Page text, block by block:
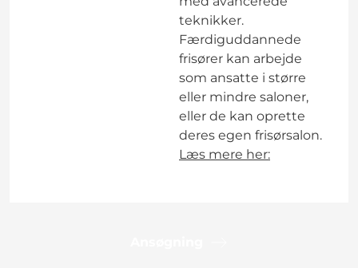
teknikker.
Færdiguddannede
frisører kan arbejde
som ansatte i større
eller mindre saloner,
eller de kan oprette
deres egen frisørsalon.
Læs mere her: